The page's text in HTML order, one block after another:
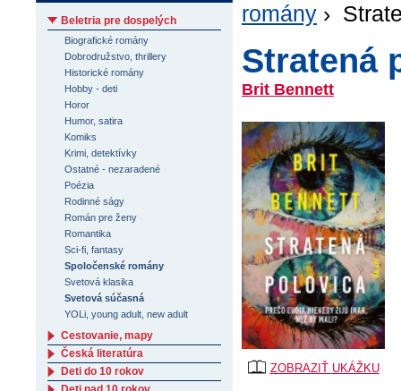
romány ›
Stratená
Brit Bennett
ZOBRAZIŤ UKÁŽKU
Beletria pre dospelých
Biografické romány
Dobrodružstvo, thrillery
Historické romány
Hobby - deti
Horor
Humor, satira
Komiks
Krimi, detektívky
Ostatné - nezaradené
Poézia
Rodinné ságy
Román pre ženy
Romantika
Sci-fi, fantasy
Spoločenské romány
Svetová klasika
Svetová súčasná
YOLi, young adult, new adult
Cestovanie, mapy
Česká literatúra
Deti do 10 rokov